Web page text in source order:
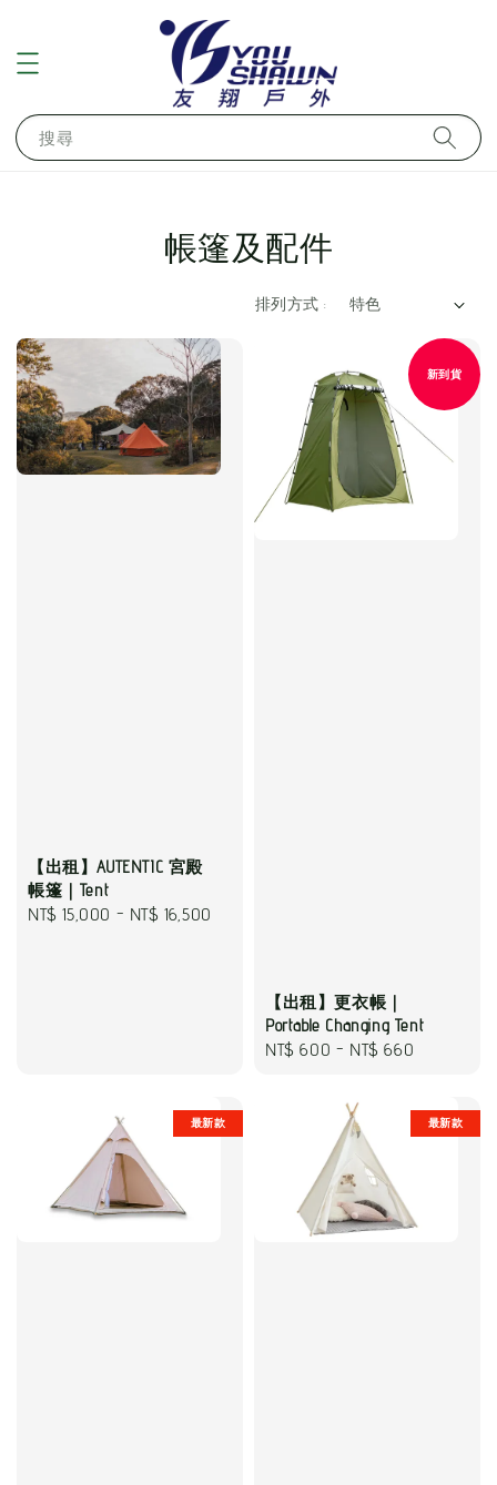
搜尋
帳篷及配件
排列方式 :
【出租】AUTENTIC 宮殿
帳篷｜Tent
Regular
NT$ 15,000 - NT$ 16,500
新到貨
【出租】更衣帳｜
Portable Changing Tent
Regular
NT$ 600 - NT$ 660
最新款 最新款